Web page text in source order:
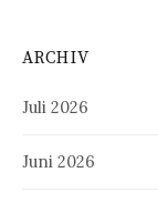
ARCHIV
Juli 2026
Juni 2026